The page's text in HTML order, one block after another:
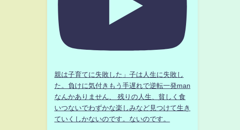
親は子育てに失敗した」子は人生に失敗し
た。負けに気付きもう手遅れで逆転一発man
なんかありません、 残りの人生、貧しく食
いつないでわずかな楽しみなど見つけて生き
ていくしかないのです。ないのです。